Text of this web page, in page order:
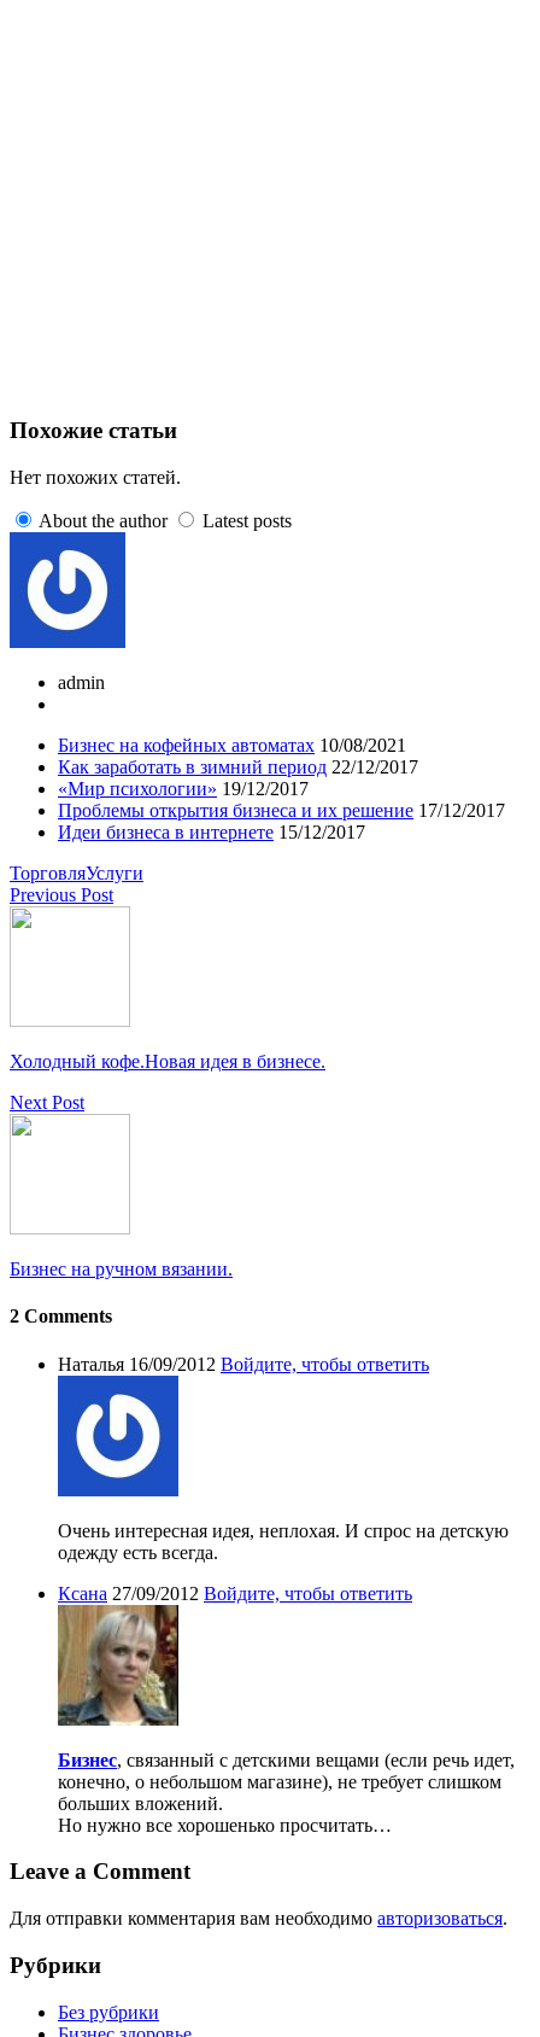
Похожие статьи
Нет похожих статей.
About the author Latest posts
admin
Бизнес на кофейных автоматах 10/08/2021
Как заработать в зимний период 22/12/2017
«Мир психологии» 19/12/2017
Проблемы открытия бизнеса и их решение 17/12/2017
Идеи бизнеса в интернете 15/12/2017
ТорговляУслуги
Previous Post
Холодный кофе.Новая идея в бизнесе.
Next Post
Бизнес на ручном вязании.
2 Comments
Наталья 16/09/2012 Войдите, чтобы ответить
Очень интересная идея, неплохая. И спрос на детскую
одежду есть всегда.
Ксана 27/09/2012 Войдите, чтобы ответить
Бизнес, связанный с детскими вещами (если речь идет,
конечно, о небольшом магазине), не требует слишком
больших вложений.
Но нужно все хорошенько просчитать…
Leave a Comment
Для отправки комментария вам необходимо авторизоваться.
Рубрики
Без рубрики